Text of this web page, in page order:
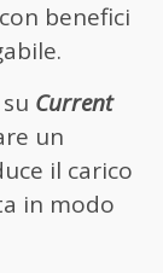
benefici
Current
un
il carico
in modo